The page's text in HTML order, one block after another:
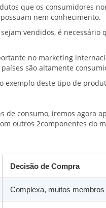
que os consumidores
nem conhecimento.
vendidos, é
no marketing
são altamente
exemplo deste tipo de
de consumo, iremos agora
outros 2componentes do
Decisão de Compra
Complexa, muitos membros